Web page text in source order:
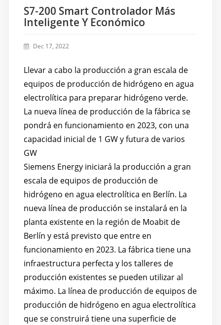
S7-200 Smart Controlador Más
Inteligente Y Económico
Dec 17, 2022
Llevar a cabo la producción a gran escala de
equipos de producción de hidrógeno en agua
electrolítica para preparar hidrógeno verde.
La nueva línea de producción de la fábrica se
pondrá en funcionamiento en 2023, con una
capacidad inicial de 1 GW y futura de varios
GW
Siemens Energy iniciará la producción a gran
escala de equipos de producción de
hidrógeno en agua electrolítica en Berlín. La
nueva línea de producción se instalará en la
planta existente en la región de Moabit de
Berlín y está previsto que entre en
funcionamiento en 2023. La fábrica tiene una
infraestructura perfecta y los talleres de
producción existentes se pueden utilizar al
máximo. La línea de producción de equipos de
producción de hidrógeno en agua electrolítica
que se construirá tiene una superficie de